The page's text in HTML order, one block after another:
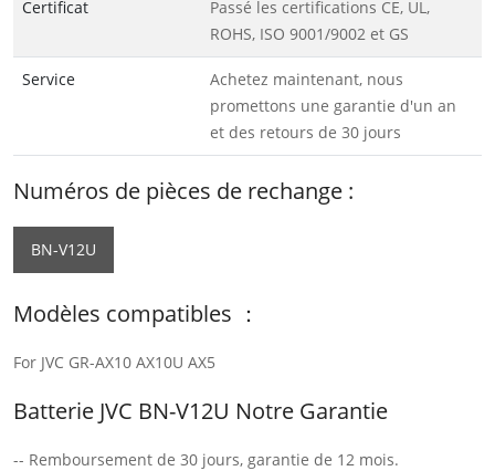
Certificat
Passé les certifications CE, UL,
ROHS, ISO 9001/9002 et GS
Service
Achetez maintenant, nous
promettons une garantie d'un an
et des retours de 30 jours
Numéros de pièces de rechange :
BN-V12U
Modèles compatibles ：
For JVC GR-AX10 AX10U AX5
Batterie JVC BN-V12U Notre Garantie
-- Remboursement de 30 jours, garantie de 12 mois.